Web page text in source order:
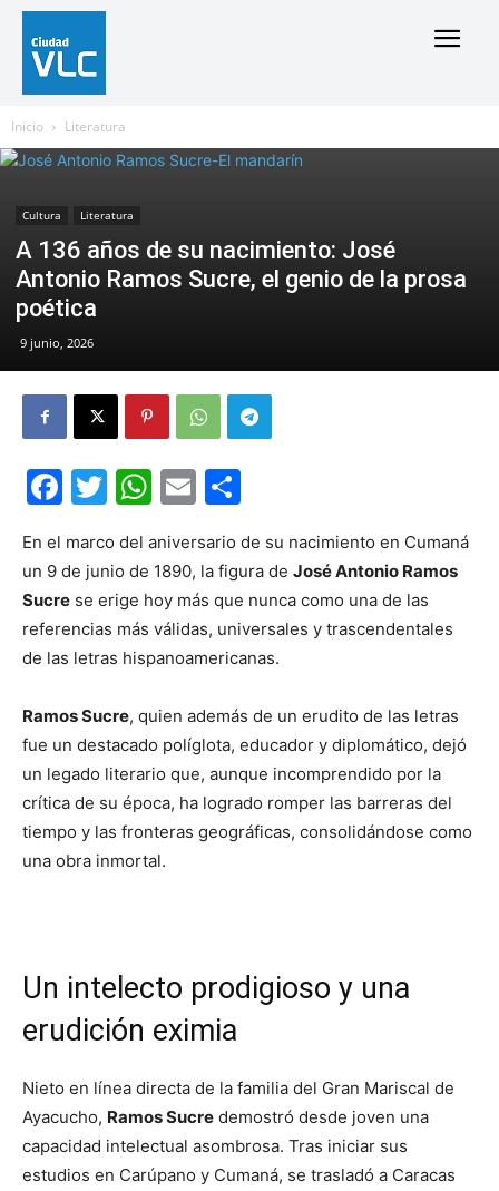
Inicio Literatura
Cultura Literatura
A 136 años de su nacimiento: José
Antonio Ramos Sucre, el genio de la prosa
poética
9 junio, 2026
Facebook
Twitter
WhatsApp
Email
En el marco del aniversario de su nacimiento en Cumaná
un 9 de junio de 1890, la figura de José Antonio Ramos
Sucre se erige hoy más que nunca como una de las
referencias más válidas, universales y trascendentales
de las letras hispanoamericanas.
Ramos Sucre, quien además de un erudito de las letras
fue un destacado políglota, educador y diplomático, dejó
un legado literario que, aunque incomprendido por la
crítica de su época, ha logrado romper las barreras del
tiempo y las fronteras geográficas, consolidándose como
una obra inmortal.
Un intelecto prodigioso y una
erudición eximia
Nieto en línea directa de la familia del Gran Mariscal de
Ayacucho, Ramos Sucre demostró desde joven una
capacidad intelectual asombrosa. Tras iniciar sus
estudios en Carúpano y Cumaná, se trasladó a Caracas